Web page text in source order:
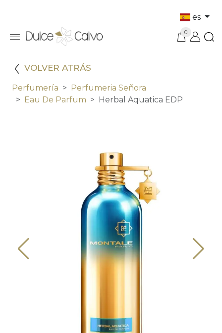
es
0
VOLVER ATRÁS
Perfumería
Perfumeria Señora
Eau De Parfum
Herbal Aquatica EDP